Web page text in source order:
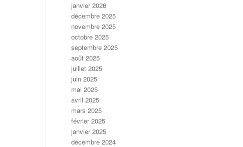
janvier 2026
décembre 2025
novembre 2025
octobre 2025
septembre 2025
août 2025
juillet 2025
juin 2025
mai 2025
avril 2025
mars 2025
février 2025
janvier 2025
décembre 2024